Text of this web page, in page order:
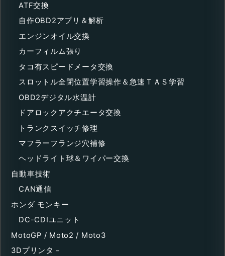
ATF交換
自作OBD2アプリ＆解析
エンジンオイル交換
カーフィルム張り
タコ有スピードメータ交換
スロットル全閉位置学習操作＆急速ＴＡＳ学習
OBD2デジタル水温計
ドアロックアクチエータ交換
トランクスイッチ修理
マフラーフランジ穴補修
ヘッドライト球＆ワイパー交換
自動車技術
CAN通信
ホンダ モンキー
DC-CDIユニット
MotoGP / Moto2 / Moto3
3Dプリンタ－